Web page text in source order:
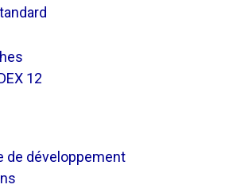
12
de développement